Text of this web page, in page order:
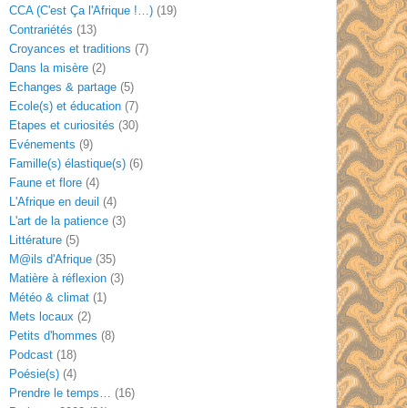
CCA (C'est Ça l'Afrique !…) (19)
Contrariétés (13)
Croyances et traditions (7)
Dans la misère (2)
Echanges & partage (5)
Ecole(s) et éducation (7)
Etapes et curiosités (30)
Evénements (9)
Famille(s) élastique(s) (6)
Faune et flore (4)
L'Afrique en deuil (4)
L'art de la patience (3)
Littérature (5)
M@ils d'Afrique (35)
Matière à réflexion (3)
Météo & climat (1)
Mets locaux (2)
Petits d'hommes (8)
Podcast (18)
Poésie(s) (4)
Prendre le temps… (16)